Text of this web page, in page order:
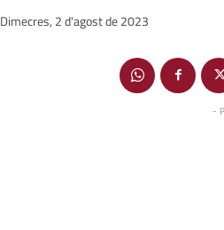
Dimecres, 2 d'agost de 2023
-